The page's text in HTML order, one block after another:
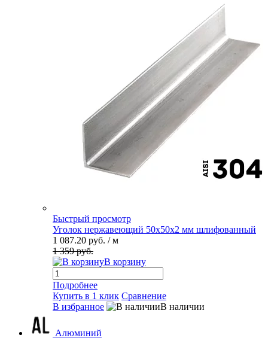
Быстрый просмотр
Уголок нержавеющий 50х50х2 мм шлифованный
1 087.20 руб. / м
1 359 руб.
В корзину
Подробнее
Купить в 1 клик Сравнение
В избранное
В наличии
Алюминий